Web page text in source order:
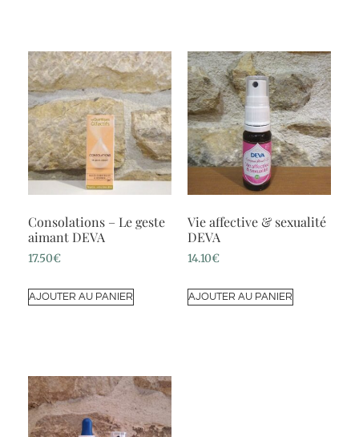
Consolations – Le geste
aimant DEVA
17.50€
AJOUTER AU PANIER
Vie affective & sexualité
DEVA
14.10€
AJOUTER AU PANIER